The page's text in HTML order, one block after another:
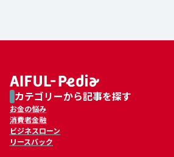
カテゴリーから記事を探す
お金の悩み
消費者金融
ビジネスローン
リースバック